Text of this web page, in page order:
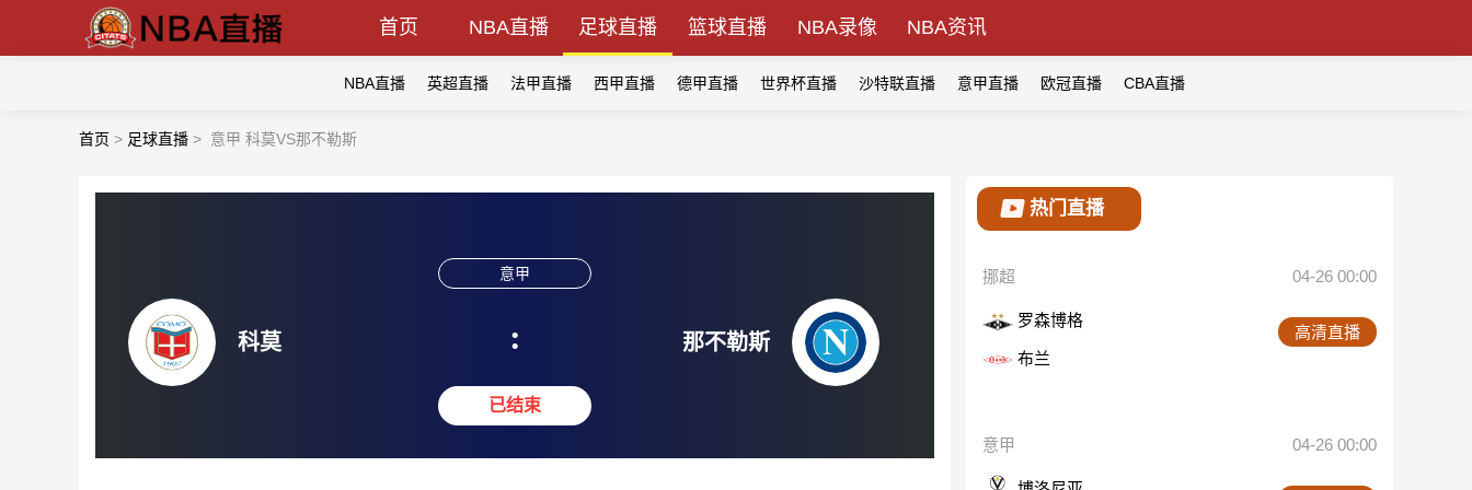
首页 NBA直播 足球直播 篮球直播 NBA录像 NBA资讯
NBA直播 英超直播 法甲直播 西甲直播 德甲直播 世界杯直播 沙特联直播 意甲直播 欧冠直播 CBA直播
首页 > 足球直播 > 意甲 科莫VS那不勒斯
科莫
意甲
:
已结束
那不勒斯
热门直播
挪超 04-26 00:00
罗森博格
布兰
高清直播
意甲 04-26 00:00